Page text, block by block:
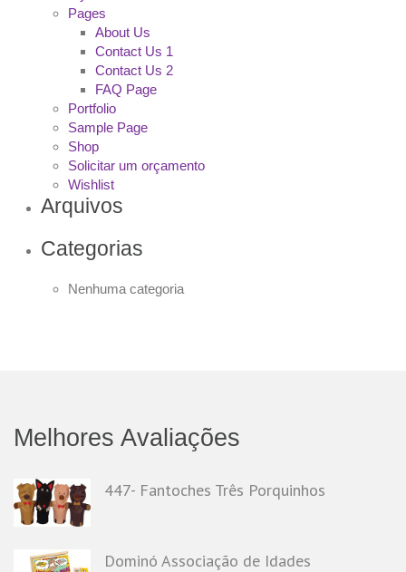
Pages
About Us
Contact Us 1
Contact Us 2
FAQ Page
Portfolio
Sample Page
Shop
Solicitar um orçamento
Wishlist
Arquivos
Categorias
Nenhuma categoria
Melhores Avaliações
447- Fantoches Três Porquinhos
Dominó Associação de Idades